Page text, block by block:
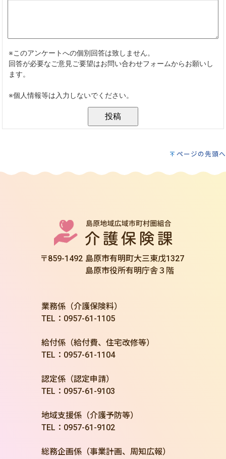
ページの先頭へ
〒859-1492 島原市有明町大三東戊1327
島原市役所有明庁舎３階
業務係（介護保険料）
TEL：0957-61-1105
給付係（給付費、住宅改修等）
TEL：0957-61-1104
認定係（認定申請）
TEL：0957-61-9103
地域支援係（介護予防等）
TEL：0957-61-9102
総務企画係（事業計画、周知広報）